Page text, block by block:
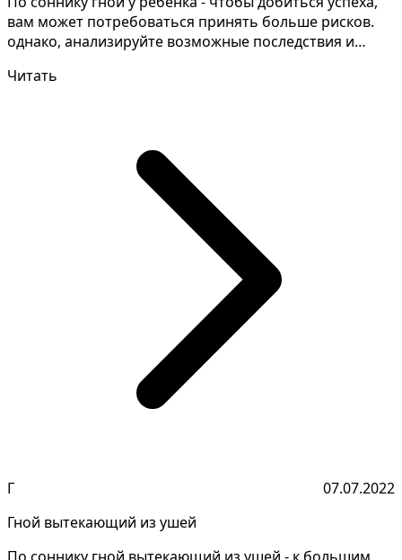
вам может потребоваться принять больше рисков.
однако, анализируйте возможные последствия и
Читать
Г
07.07.2022
Гной вытекающий из ушей